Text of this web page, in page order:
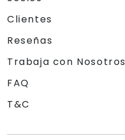
Clientes
Reseñas
Trabaja con Nosotros
FAQ
T&C